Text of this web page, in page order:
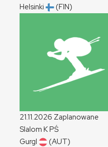
Helsinki
(FIN)
21.11.2026 Zaplanowane
Slalom KPŚ
Gurgl
(AUT)